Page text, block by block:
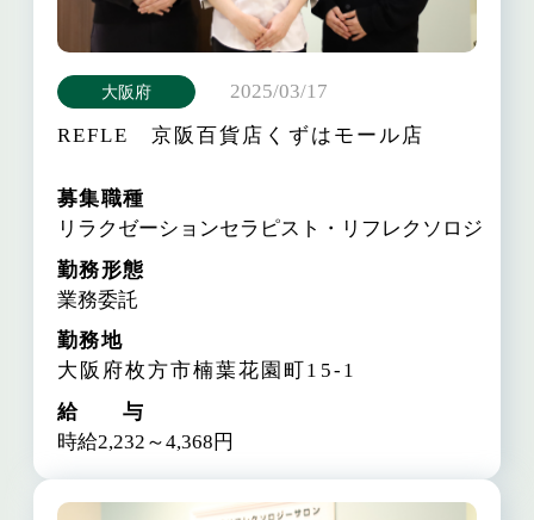
大阪府
2025/03/17
REFLE 京阪百貨店くずはモール店
募集職種
リラクゼーションセラピスト・リフレクソロジスト
勤務形態
業務委託
勤務地
大阪府枚方市楠葉花園町15-1
給 与
時給2,232～4,368円